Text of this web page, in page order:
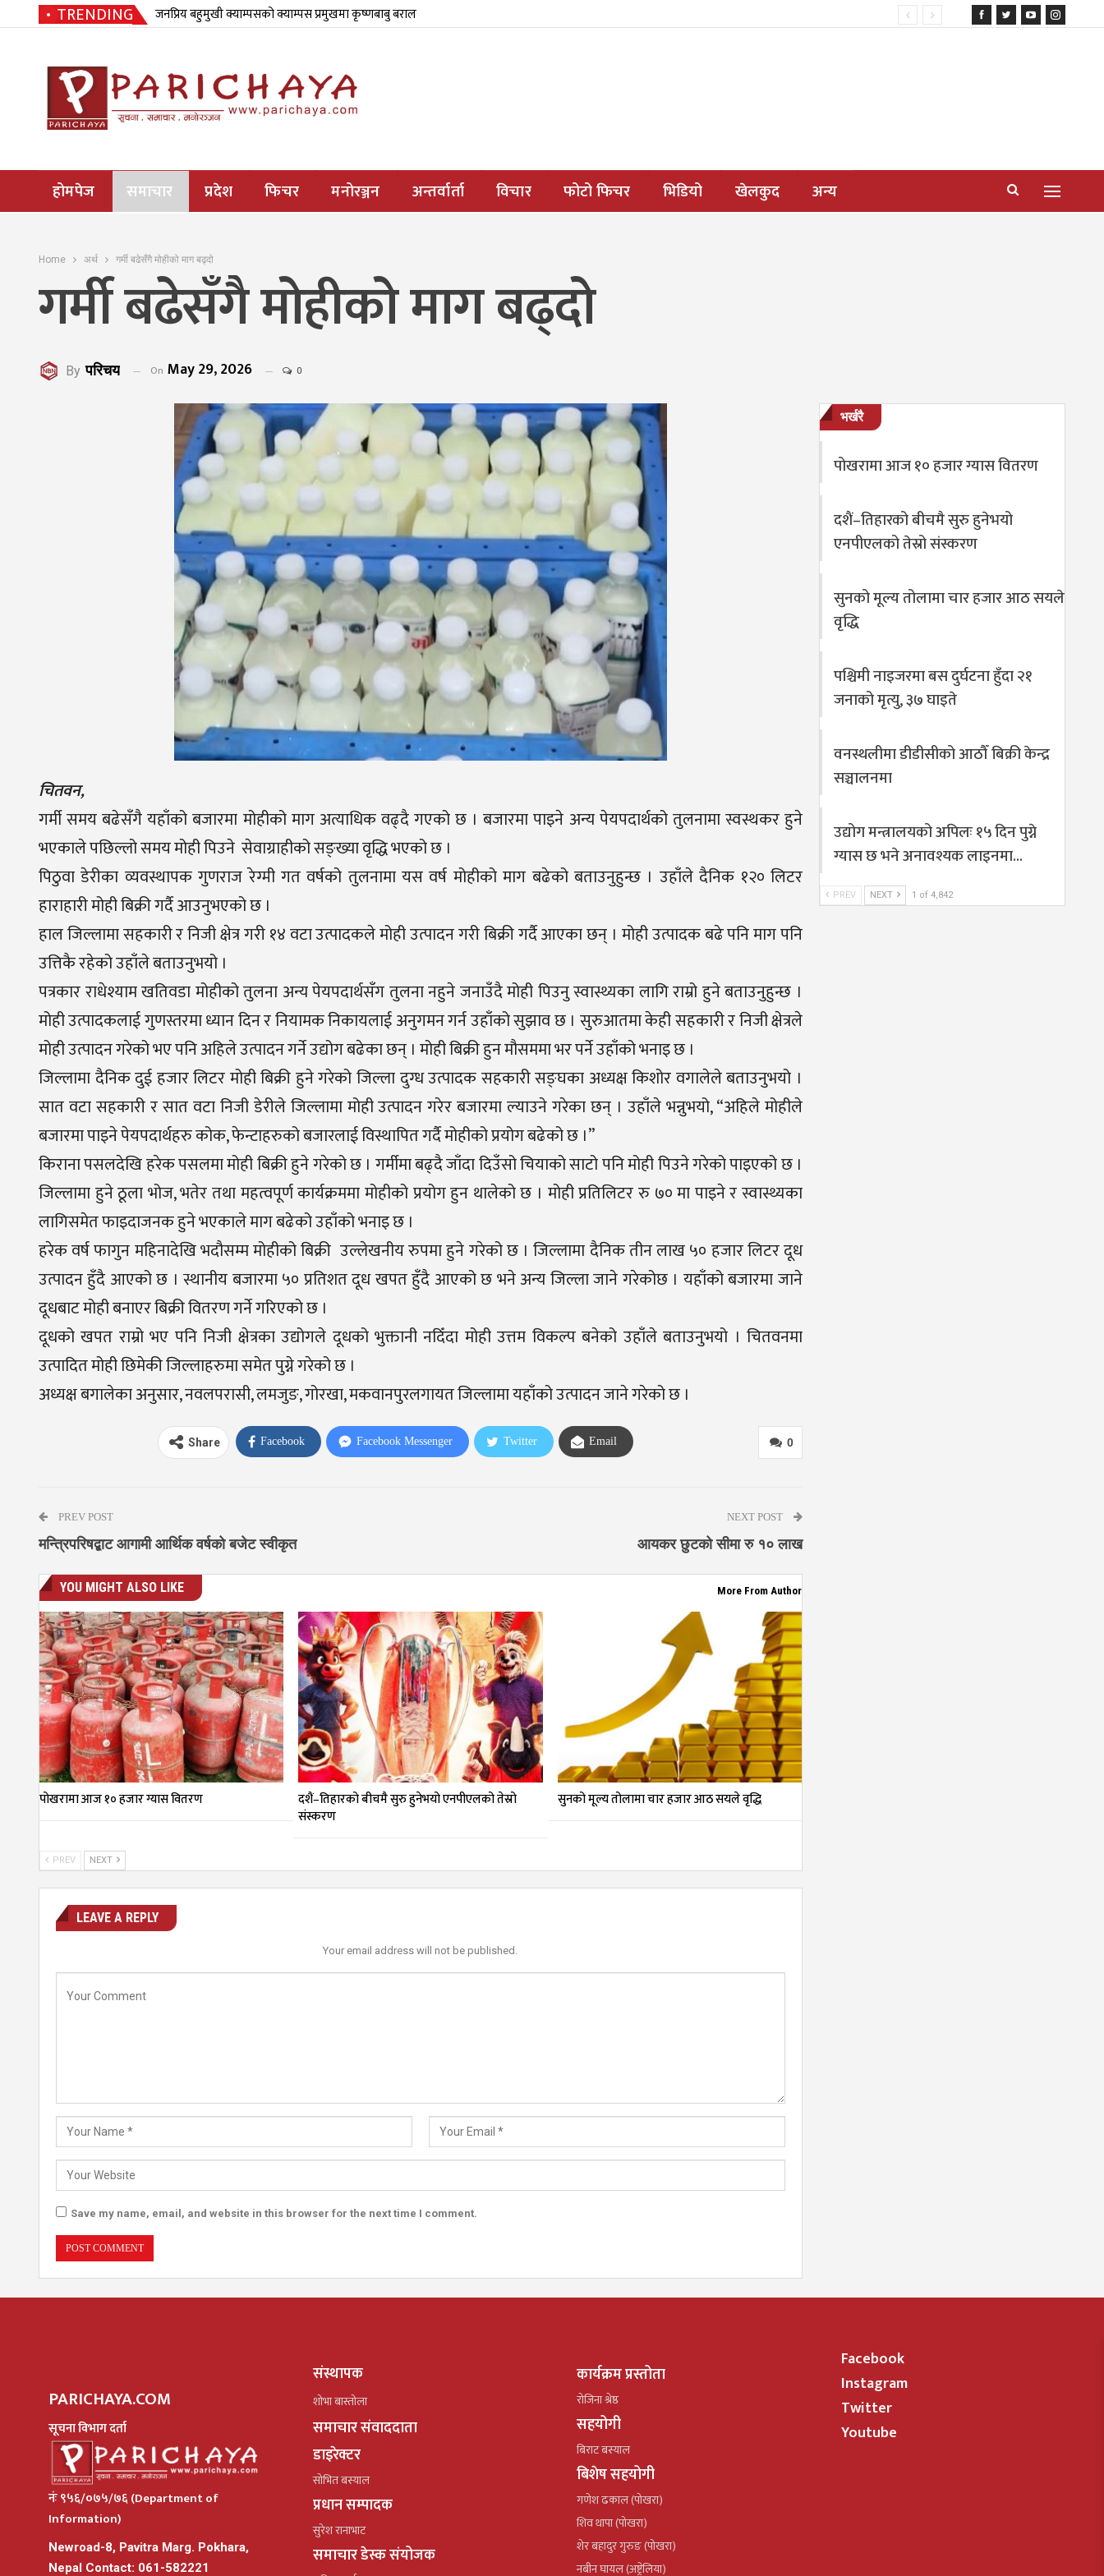
TRENDING जनप्रिय बहुमुखी क्याम्पसको क्याम्पस प्रमुखमा कृष्णबाबु बराल
होमपेज समाचार प्रदेश फिचर मनोरञ्जन अन्तर्वार्ता विचार फोटो फिचर भिडियो खेलकुद अन्य
Home अर्थ गर्मी बढेसँगै मोहीको माग बढ्दो
गर्मी बढेसँगै मोहीको माग बढ्दो
By परिचय On May 29, 2026 0
चितवन,
गर्मी समय बढेसँगै यहाँको बजारमा मोहीको माग अत्याधिक वढ्दै गएको छ । बजारमा पाइने अन्य पेयपदार्थको तुलनामा स्वस्थकर हुने
भएकाले पछिल्लो समय मोही पिउने सेवाग्राहीको सङ्ख्या वृद्धि भएको छ ।
पिठुवा डेरीका व्यवस्थापक गुणराज रेग्मी गत वर्षको तुलनामा यस वर्ष मोहीको माग बढेको बताउनुहुन्छ । उहाँले दैनिक १२० लिटर
हाराहारी मोही बिक्री गर्दै आउनुभएको छ ।
हाल जिल्लामा सहकारी र निजी क्षेत्र गरी १४ वटा उत्पादकले मोही उत्पादन गरी बिक्री गर्दै आएका छन् । मोही उत्पादक बढे पनि माग पनि
उत्तिकै रहेको उहाँले बताउनुभयो ।
पत्रकार राधेश्याम खतिवडा मोहीको तुलना अन्य पेयपदार्थसँग तुलना नहुने जनाउँदै मोही पिउनु स्वास्थ्यका लागि राम्रो हुने बताउनुहुन्छ ।
मोही उत्पादकलाई गुणस्तरमा ध्यान दिन र नियामक निकायलाई अनुगमन गर्न उहाँको सुझाव छ । सुरुआतमा केही सहकारी र निजी क्षेत्रले
मोही उत्पादन गरेको भए पनि अहिले उत्पादन गर्ने उद्योग बढेका छन् । मोही बिक्री हुन मौसममा भर पर्ने उहाँको भनाइ छ ।
जिल्लामा दैनिक दुई हजार लिटर मोही बिक्री हुने गरेको जिल्ला दुग्ध उत्पादक सहकारी सङ्घका अध्यक्ष किशोर वगालेले बताउनुभयो ।
सात वटा सहकारी र सात वटा निजी डेरीले जिल्लामा मोही उत्पादन गरेर बजारमा ल्याउने गरेका छन् । उहाँले भन्नुभयो, “अहिले मोहीले
बजारमा पाइने पेयपदार्थहरु कोक, फेन्टाहरुको बजारलाई विस्थापित गर्दै मोहीको प्रयोग बढेको छ ।”
किराना पसलदेखि हरेक पसलमा मोही बिक्री हुने गरेको छ । गर्मीमा बढ्दै जाँदा दिउँसो चियाको साटो पनि मोही पिउने गरेको पाइएको छ ।
जिल्लामा हुने ठूला भोज, भतेर तथा महत्वपूर्ण कार्यक्रममा मोहीको प्रयोग हुन थालेको छ । मोही प्रतिलिटर रु ७० मा पाइने र स्वास्थ्यका
लागिसमेत फाइदाजनक हुने भएकाले माग बढेको उहाँको भनाइ छ ।
हरेक वर्ष फागुन महिनादेखि भदौसम्म मोहीको बिक्री उल्लेखनीय रुपमा हुने गरेको छ । जिल्लामा दैनिक तीन लाख ५० हजार लिटर दूध
उत्पादन हुँदै आएको छ । स्थानीय बजारमा ५० प्रतिशत दूध खपत हुँदै आएको छ भने अन्य जिल्ला जाने गरेकोछ । यहाँको बजारमा जाने
दूधबाट मोही बनाएर बिक्री वितरण गर्ने गरिएको छ ।
दूधको खपत राम्रो भए पनि निजी क्षेत्रका उद्योगले दूधको भुक्तानी नदिँदा मोही उत्तम विकल्प बनेको उहाँले बताउनुभयो । चितवनमा
उत्पादित मोही छिमेकी जिल्लाहरुमा समेत पुग्ने गरेको छ ।
अध्यक्ष बगालेका अनुसार, नवलपरासी, लमजुङ, गोरखा, मकवानपुरलगायत जिल्लामा यहाँको उत्पादन जाने गरेको छ ।
0
Share Facebook Facebook Messenger Twitter Email
PREV POST
मन्त्रिपरिषद्बाट आगामी आर्थिक वर्षको बजेट स्वीकृत
NEXT POST
आयकर छुटको सीमा रु १० लाख
YOU MIGHT ALSO LIKE More From Author
पोखरामा आज १० हजार ग्यास वितरण
दशैं–तिहारको बीचमै सुरु हुनेभयो एनपीएलको तेस्रो
संस्करण
सुनको मूल्य तोलामा चार हजार आठ सयले वृद्धि
PREV NEXT
LEAVE A REPLY
Your email address will not be published.
Save my name, email, and website in this browser for the next time I comment.
भर्खरै
पोखरामा आज १० हजार ग्यास वितरण
दशैं–तिहारको बीचमै सुरु हुनेभयो
एनपीएलको तेस्रो संस्करण
सुनको मूल्य तोलामा चार हजार आठ सयले
वृद्धि
पश्चिमी नाइजरमा बस दुर्घटना हुँदा २१
जनाको मृत्यु, ३७ घाइते
वनस्थलीमा डीडीसीको आठौँ बिक्री केन्द्र
सञ्चालनमा
उद्योग मन्त्रालयको अपिलः १५ दिन पुग्ने
ग्यास छ भने अनावश्यक लाइनमा…
PREV NEXT 1 of 4,842
PARICHAYA.COM
सूचना विभाग दर्ता
नंः ९५६/०७५/७६ (Department of
Information)
Newroad-8, Pavitra Marg. Pokhara,
Nepal Contact: 061-582221
संस्थापक
शोभा बास्तोला
समाचार संवाददाता
डाइरेक्टर
सोभित बस्याल
प्रधान सम्पादक
सुरेश रानाभाट
समाचार डेस्क संयोजक
कार्यक्रम प्रस्तोता
रोजिना श्रेष्ठ
सहयोगी
बिराट बस्याल
बिशेष सहयोगी
गणेश ढकाल (पोखरा)
शिव थापा (पोखरा)
शेर बहादुर गुरुङ (पोखरा)
नबीन घायल (अष्ट्रेलिया)
Facebook
Instagram
Twitter
Youtube